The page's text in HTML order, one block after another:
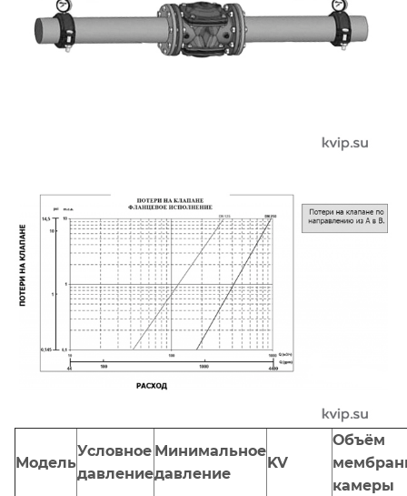
Модель
Условное
давление
Минимальное
давление
KV
Объём
камеры